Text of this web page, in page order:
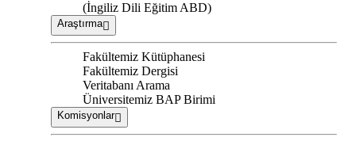
(İngiliz Dili Eğitim ABD)
Araştırma
Fakültemiz Kütüphanesi
Fakültemiz Dergisi
Veritabanı Arama
Üniversitemiz BAP Birimi
Komisyonlar